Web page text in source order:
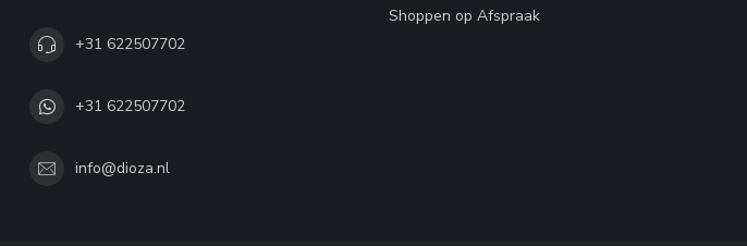
+31 622507702
+31 622507702
info@dioza.nl
Shoppen op Afspraak